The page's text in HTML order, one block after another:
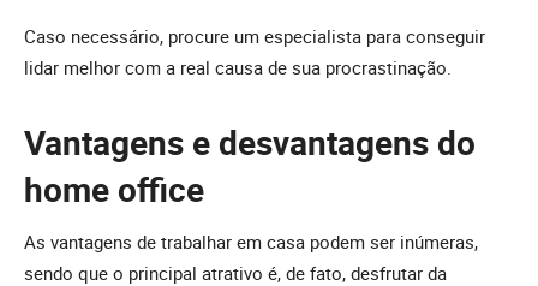
Caso necessário, procure um especialista para conseguir
lidar melhor com a real causa de sua procrastinação.
Vantagens e desvantagens do
home office
As vantagens de trabalhar em casa podem ser inúmeras,
sendo que o principal atrativo é, de fato, desfrutar da